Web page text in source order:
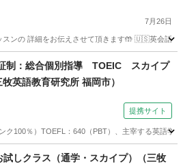
7月26日
ンの 詳細をお伝えさせて頂きます🤲 🇺🇸英会話
マンツーマン
制：総合個別指導 TOEIC スカイプ
英語教育研究所 福岡市）
提携サイト
ク100％）TOEFL：640（PBT）、主宰する英語
スト
しクラス（通学・スカイプ）（三牧